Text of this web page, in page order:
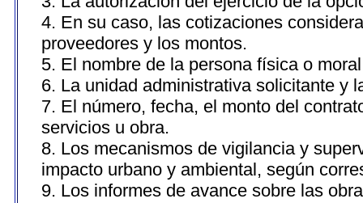
4. En su caso, las cotizaciones
proveedores y los montos.
5. El nombre de la persona física o
6. La unidad administrativa solicitante y
7. El número, fecha, el monto del
servicios u obra.
8. Los mecanismos de vigilancia y
impacto urbano y ambiental, según
9. Los informes de avance sobre las